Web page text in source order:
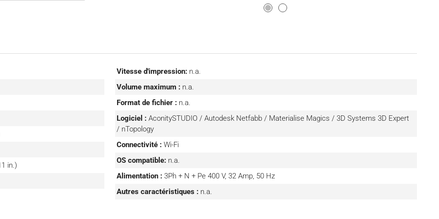
applications
être équipé d’options
°C) pour une gamme
les aluminiures de
fois de produire des
L-PBF,
interchangeable avec
des temps de
et la pyrométrie à
in.)
Vitesse d'impression: n.a.
Volume maximum : n.a.
Format de fichier : n.a.
Logiciel : AconitySTUDIO / Autodesk Netfabb / Materialise Magics / 3D Systems 3D Expert
/ nTopology
Connectivité : Wi-Fi
OS compatible: n.a.
Alimentation : 3Ph + N + Pe 400 V, 32 Amp, 50 Hz
Autres caractéristiques : n.a.